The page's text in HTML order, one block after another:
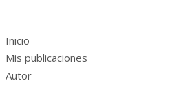
Inicio
Mis publicaciones
Autor